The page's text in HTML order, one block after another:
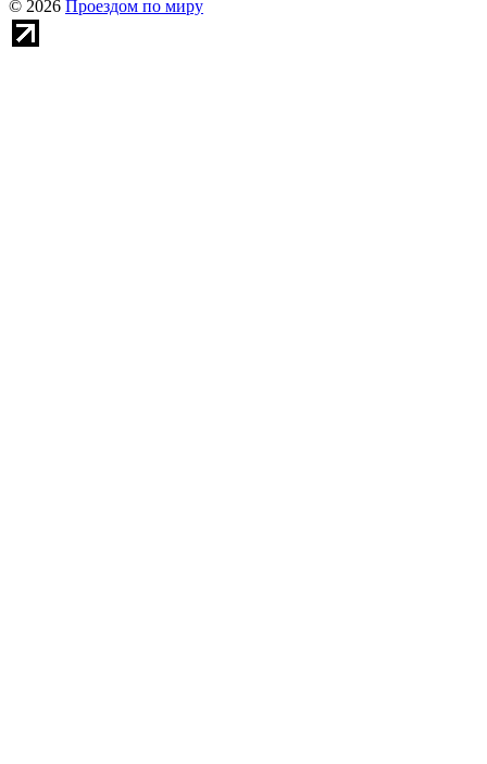
© 2026 Проездом по миру